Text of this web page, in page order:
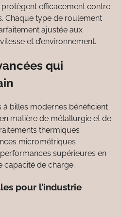
efficacement contre
Chaque type de roulement
ajustée aux
et d’environnement.
qui
billes modernes bénéficient
matière de métallurgie et de
thermiques
micrométriques
supérieures en
capacité de charge.
pour l’industrie